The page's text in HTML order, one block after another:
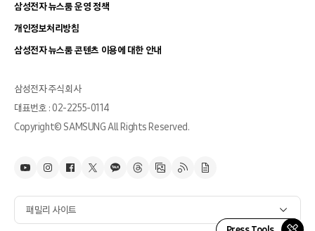
삼성전자 뉴스룸 운영 정책
개인정보처리방침
삼성전자 뉴스룸 콘텐츠 이용에 대한 안내
삼성전자 주식회사
대표번호 : 02-2255-0114
Copyright© SAMSUNG All Rights Reserved.
패밀리 사이트